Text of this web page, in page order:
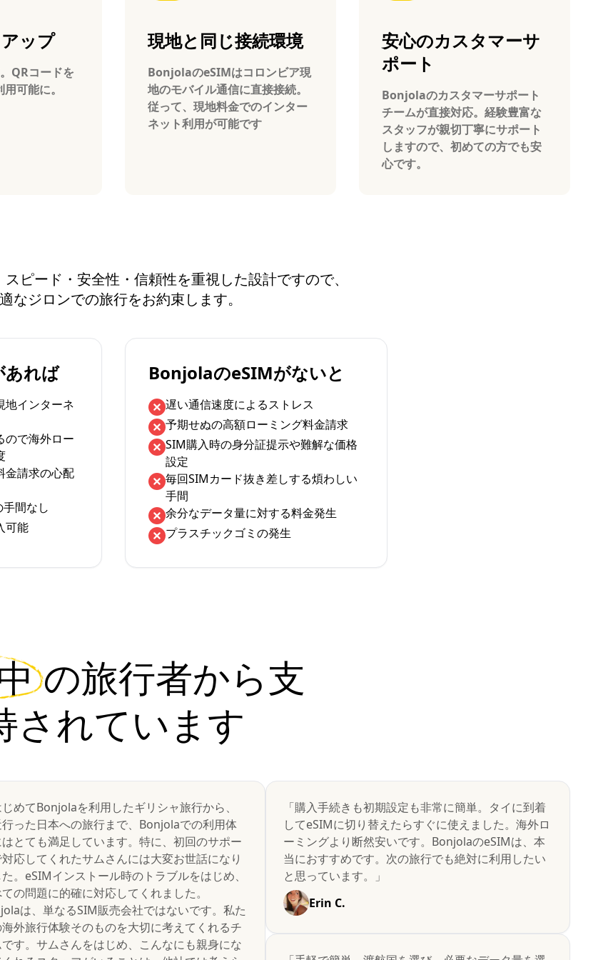
ップ
QRコードを
可能に。
現地と同じ接続環境
BonjolaのeSIMはコロンビア現
地のモバイル通信に直接接続。
従って、現地料金でのインター
ネット利用が可能です
安心のカスタマーサ
ポート
Bonjolaのカスタマーサポート
チームが直接対応。経験豊富な
スタッフが親切丁寧にサポート
しますので、初めての方でも安
心です。
ピード・安全性・信頼性を重視した設計ですので、
なジロンでの旅行をお約束します。
れば
地インターネ
ので海外ロー
金請求の心配
間なし
可能
BonjolaのeSIMがないと
遅い通信速度によるストレス
予期せぬの高額ローミング料金請求
SIM購入時の身分証提示や難解な価格
設定
毎回SIMカード抜き差しする煩わしい
手間
余分なデータ量に対する料金発生
プラスチックゴミの発生
の旅行者から支
されています
じめてBonjolaを利用したギリシャ旅行から、
った日本への旅行まで、Bonjolaでの利用体
とても満足しています。特に、初回のサポー
対応してくれたサムさんには大変お世話になり
た。eSIMインストール時のトラブルをはじめ、
の問題に的確に対応してくれました。
は、単なるSIM販売会社ではないです。私た
外旅行体験そのものを大切に考えてくれるチ
す。サムさんをはじめ、こんなにも親身にな
「購入手続きも初期設定も非常に簡単。タイに到着
してeSIMに切り替えたらすぐに使えました。海外ロ
ーミングより断然安いです。BonjolaのeSIMは、本
当におすすめです。次の旅行でも絶対に利用したい
と思っています。」
Erin C.